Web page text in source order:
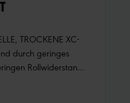
TROCKENE XC-
durch geringes
Rollwiderstand
schnelles und